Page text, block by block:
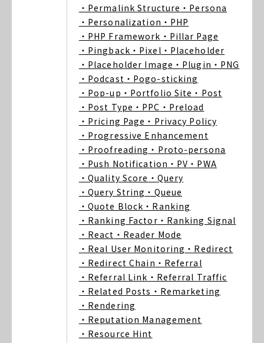
・Permalink Structure ・Persona
・Personalization ・PHP
・PHP Framework ・Pillar Page
・Pingback ・Pixel ・Placeholder
・Placeholder Image ・Plugin ・PNG
・Podcast ・Pogo-sticking
・Pop-up ・Portfolio Site ・Post
・Post Type ・PPC ・Preload
・Pricing Page ・Privacy Policy
・Progressive Enhancement
・Proofreading ・Proto-persona
・Push Notification ・PV ・PWA
・Quality Score ・Query
・Query String ・Queue
・Quote Block ・Ranking
・Ranking Factor ・Ranking Signal
・React ・Reader Mode
・Real User Monitoring ・Redirect
・Redirect Chain ・Referral
・Referral Link ・Referral Traffic
・Related Posts ・Remarketing
・Rendering
・Reputation Management
・Resource Hint